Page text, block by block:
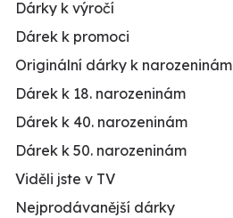
Dárky k výročí
Dárek k promoci
Originální dárky k narozeninám
Dárek k 18. narozeninám
Dárek k 40. narozeninám
Dárek k 50. narozeninám
Viděli jste v TV
Nejprodávanější dárky